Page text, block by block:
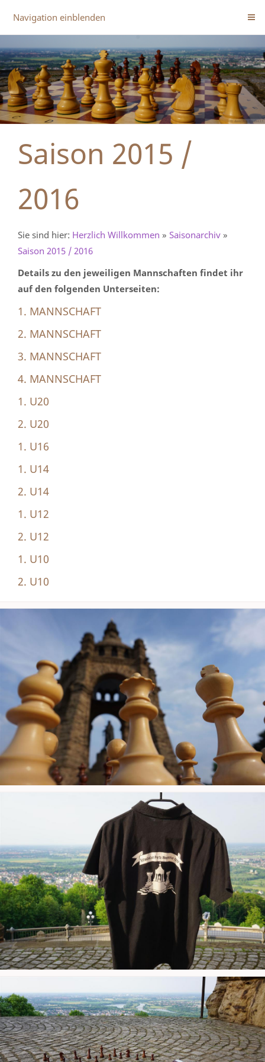
Navigation einblenden
Saison 2015 /
2016
Sie sind hier: Herzlich Willkommen » Saisonarchiv »
Saison 2015 / 2016
Details zu den jeweiligen Mannschaften findet ihr
auf den folgenden Unterseiten:
1. MANNSCHAFT
2. MANNSCHAFT
3. MANNSCHAFT
4. MANNSCHAFT
1. U20
2. U20
1. U16
1. U14
2. U14
1. U12
2. U12
1. U10
2. U10